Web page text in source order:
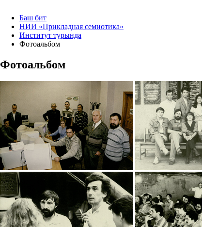
Баш бит
НИИ «Прикладная семиотика»
Институт турында
Фотоальбом
Фотоальбом